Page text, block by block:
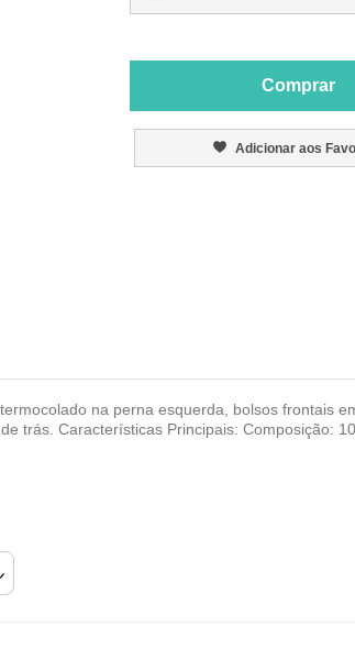
Comprar
Adicionar aos
na perna esquerda, bolsos frontais
trás. Características Principais: Composição: